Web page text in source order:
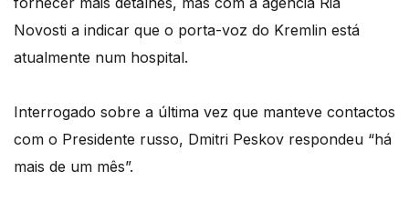
Novosti a indicar que o porta-voz do Kremlin está
atualmente num hospital.
Interrogado sobre a última vez que manteve contactos
com o Presidente russo, Dmitri Peskov respondeu “há
mais de um mês”.